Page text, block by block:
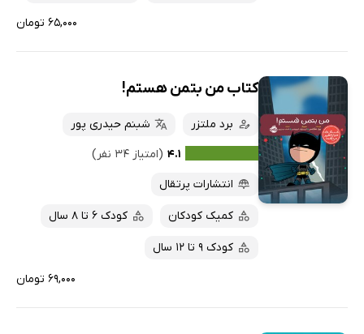
۶۵,۰۰۰ تومان
کتاب من بتمن هستم!
برد ملتزر
شبنم حیدری پور
۴.۱ (امتیاز ۳۴ نفر)
انتشارات پرتقال
کمیک کودکان کودک 6 تا 8 سال
کودک 9 تا 12 سال
۶۹,۰۰۰ تومان